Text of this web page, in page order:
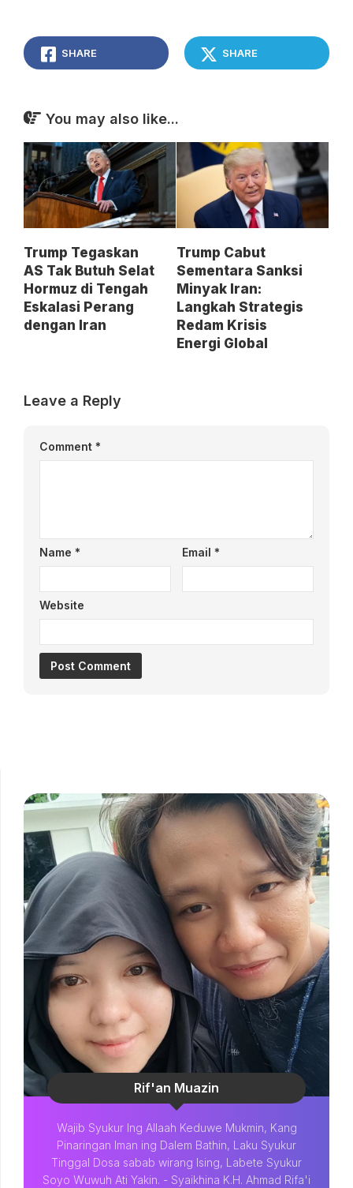
SHARE SHARE
You may also like...
Trump Tegaskan
AS Tak Butuh Selat
Hormuz di Tengah
Eskalasi Perang
dengan Iran
Trump Cabut
Sementara Sanksi
Minyak Iran:
Langkah Strategis
Redam Krisis
Energi Global
Leave a Reply
Comment *
Name * Email *
Website
Rif'an Muazin
Wajib Syukur Ing Allaah Keduwe Mukmin, Kang
Pinaringan Iman ing Dalem Bathin, Laku Syukur
Tinggal Dosa sabab wirang Ising, Labete Syukur
Soyo Wuwuh Ati Yakin. - Syaikhina K.H. Ahmad Rifa'i